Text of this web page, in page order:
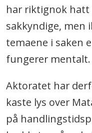
har riktignok hatt
sakkyndige, men
temaene i saken
fungerer mentalt.
Aktoratet har
kaste lys over
på